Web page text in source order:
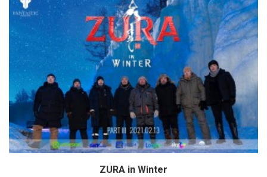
ZURA in Winter